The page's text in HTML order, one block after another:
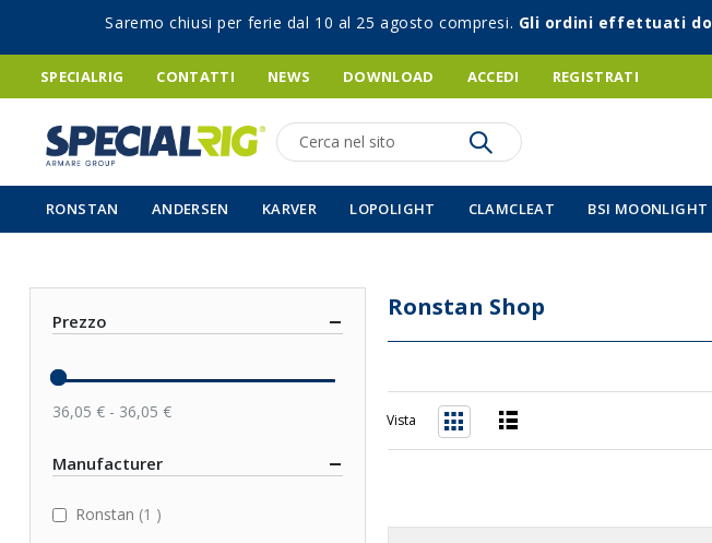
Saremo chiusi per ferie dal 10 al 25 agosto compresi. Gli ordini effettuati
SPECIALRIG CONTATTI NEWS DOWNLOAD ACCEDI REGISTRATI
Ricerca
RONSTAN ANDERSEN KARVER LOPOLIGHT CLAMCLEAT BSI MOONLIGHT
Ronstan Shop
Vista
Prezzo
36,05 € - 36,05 €
Manufacturer
Ronstan 1 item